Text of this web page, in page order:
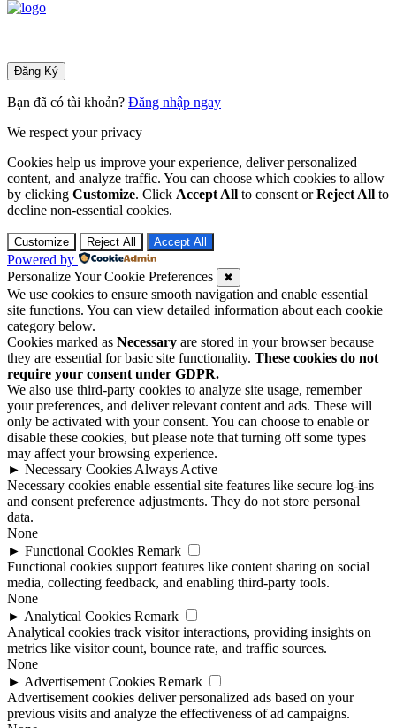
Bạn đã có tài khoản? Đăng nhập ngay
We respect your privacy
Cookies help us improve your experience, deliver personalized
content, and analyze traffic. You can choose which cookies to allow
by clicking Customize. Click Accept All to consent orReject All to
decline non-essential cookies.
Customize Reject All Accept All
Powered by
Personalize Your Cookie Preferences
✖
We use cookies to ensure smooth navigation and enable essential
site functions. You can view detailed information about each cookie
category below.
Cookies marked as Necessary are stored in your browser because
they are essential for basic site functionality. These cookies do not
require your consent under GDPR.
We also use third-party cookies to analyze site usage, remember
your preferences, and deliver relevant content and ads. These will
only be activated with your consent. You can choose to enable or
disable these cookies, but please note that turning off some types
may affect your browsing experience.
► Necessary Cookies Always Active
Necessary cookies enable essential site features like secure log-ins
and consent preference adjustments. They do not store personal
data.
None
► Functional Cookies Remark
Functional cookies support features like content sharing on social
media, collecting feedback, and enabling third-party tools.
None
► Analytical Cookies Remark
Analytical cookies track visitor interactions, providing insights on
metrics like visitor count, bounce rate, and traffic sources.
None
► Advertisement Cookies Remark
Advertisement cookies deliver personalized ads based on your
previous visits and analyze the effectiveness of ad campaigns.